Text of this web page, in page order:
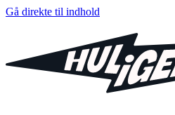
Gå direkte til indhold